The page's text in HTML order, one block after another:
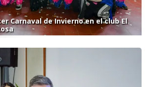
Carnaval de Invierno en el club El